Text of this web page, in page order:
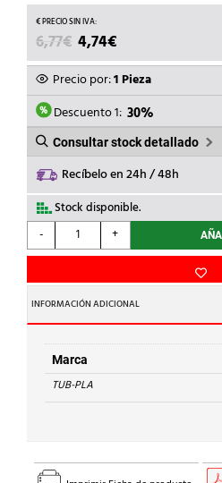
6,77€ EL
PRECIO
ORIGINAL
ERA:
6,77€.
4,74€
PRECIO
ACTUAL
ES:
4,74€.
Precio por:1 Pieza
Descuento 1: 30%
Consultar stock detallado
Recíbelo en 24h / 48h
Stock disponible.
-
TUB-
PLA
CODO
RECTANGULAR
HORIZONTAL
145x70mm
cantidad
+
INFORMACIÓN ADICIONAL
Marca
TUB-PLA